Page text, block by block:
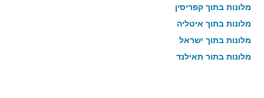
מלונות בתוך קפריסין
מלונות בתוך איטליה
מלונות בתוך ישראל
מלונות בתוך תאילנד